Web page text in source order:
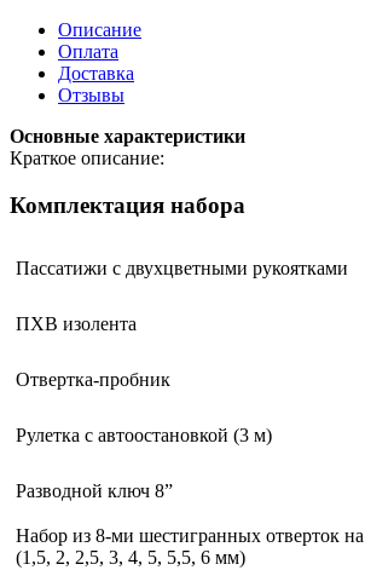
Описание
Оплата
Доставка
Отзывы
Основные характеристики
Краткое описание:
Комплектация набора
Пассатижи с двухцветными рукоятками
ПХВ изолента
Отвертка-пробник
Рулетка с автоостановкой (3 м)
Разводной ключ 8”
Набор из 8-ми шестигранных отверток на
(1,5, 2, 2,5, 3, 4, 5, 5,5, 6 мм)